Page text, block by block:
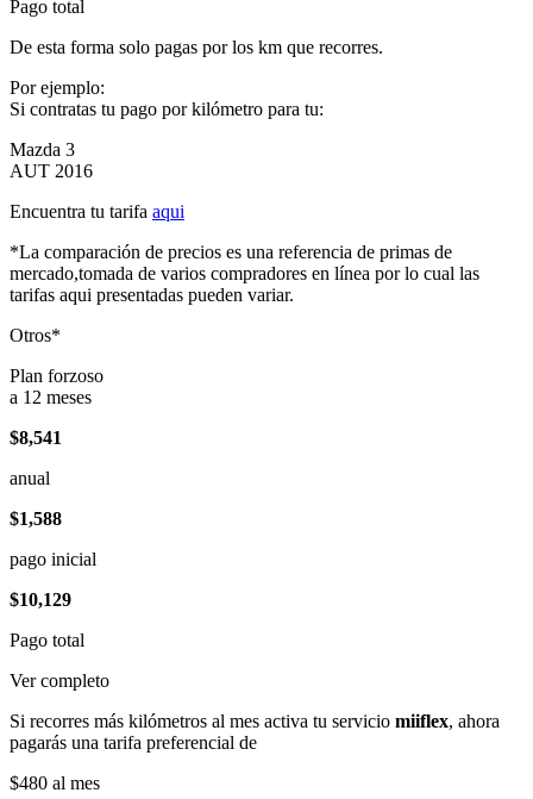
Pago total
De esta forma solo pagas por los km que recorres.
Por ejemplo:
Si contratas tu pago por kilómetro para tu:
Mazda 3
AUT 2016
Encuentra tu tarifa aqui
*La comparación de precios es una referencia de primas de
mercado,tomada de varios compradores en línea por lo cual las
tarifas aqui presentadas pueden variar.
Otros*
Plan forzoso
a 12 meses
$8,541
anual
$1,588
pago inicial
$10,129
Pago total
Ver completo
Si recorres más kilómetros al mes activa tu servicio miiflex, ahora
pagarás una tarifa preferencial de
$480 al mes